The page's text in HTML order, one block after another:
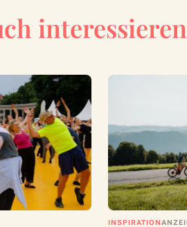
interessieren
INSPIRATION